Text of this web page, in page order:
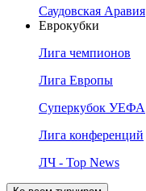
Саудовская Аравия
Еврокубки
Лига чемпионов
Лига Европы
Суперкубок УЕФА
Лига конференций
ЛЧ - Top News